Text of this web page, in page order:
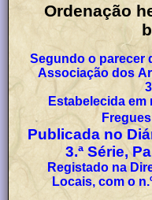
Ordenação heráldica do brasão e
Segundo o parecer
Associação dos
Estabelecida
Publicada no
3.ª Série,
Registado na
Locais, com o